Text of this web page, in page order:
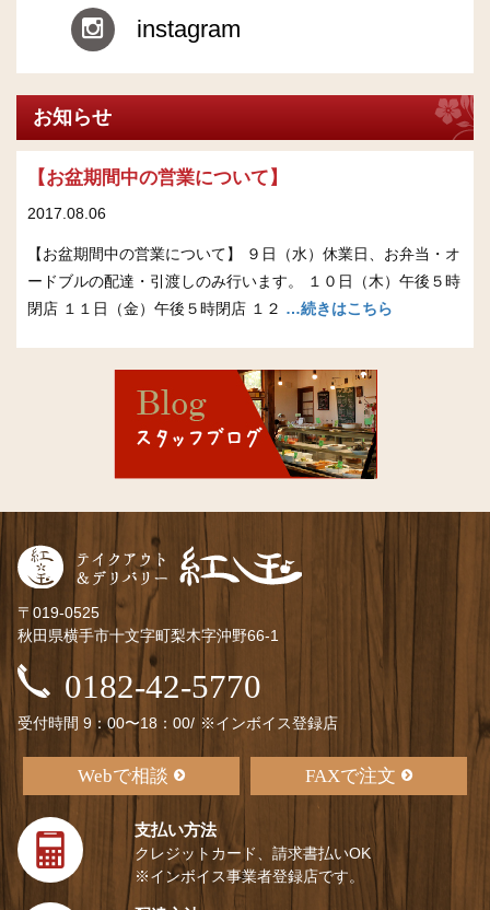
instagram
お知らせ
【お盆期間中の営業について】
2017.08.06
【お盆期間中の営業について】 ９日（水）休業日、お弁当・オ
ードブルの配達・引渡しのみ行います。 １０日（木）午後５時
閉店 １１日（金）午後５時閉店 １２ …続きはこちら
〒019-0525
秋田県横手市十文字町梨木字沖野66-1
0182-42-5770
受付時間 9：00〜18：00/ ※インボイス登録店
Webで相談 FAXで注文
支払い方法
クレジットカード、請求書払いOK
※インボイス事業者登録店です。